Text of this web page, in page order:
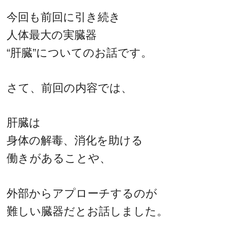
今回も前回に引き続き
人体最大の実臓器
“肝臓”についてのお話です。
さて、前回の内容では、
肝臓は
身体の解毒、消化を助ける
働きがあることや、
外部からアプローチするのが
難しい臓器だとお話しました。